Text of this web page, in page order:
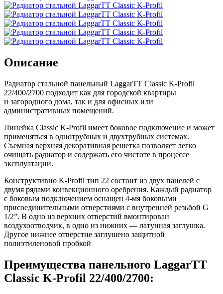
Описание
Радиатор стальной панельный LaggarTT Classic K-Profil
22/400/2700 подходит как для городской квартиры
и загородного дома, так и для офисных или
административных помещений.
Линейка Classic K-Profil имеет боковое подключение и может
применяться в однотрубных и двухтрубных системах.
Съемная верхняя декоративная решетка позволяет легко
очищать радиатор и содержать его чистоте в процессе
эксплуатации.
Конструктивно K-Profil тип 22 состоит из двух панелей с
двумя рядами конвекционного оребрения. Каждый радиатор
с боковым подключением оснащен 4-мя боковыми
присоединительными отверстиями с внутренней резьбой G
1/2”. В одно из верхних отверстий вмонтирован
воздухоотводчик, в одно из нижних — латунная заглушка.
Другое нижнее отверстие заглушено защитной
полиэтиленовой пробкой
Преимущества панельного LaggarTT
Classic K-Profil 22/400/2700: